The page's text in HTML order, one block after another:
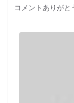
コメントありが